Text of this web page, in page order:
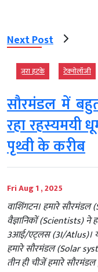
Next Post
ज़रा हटके टेक्‍नोलॉजी
सौरमंडल में
रहा
पृथ्वी के करीब
Fri Aug 1 , 2025
वाशिंगटन। हमारे
वैज्ञानिकों (Scientists) ने
3आई/एट्लस (3I/Atlus)।
हमारे सौरमंडल (Solar
तीन ही चीजें हमारे